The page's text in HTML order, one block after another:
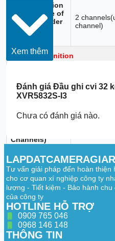
Face Detection
Performance of
AI by Recorder
(Number of
Channels)
2
channel)
Face Recognition
Capacity
images.
Face
Performance of
Channels)
2 channels
SMD Plus
SMD Plus by
Recorder
32
and
by leaves,
SMD Plus by
Camera
Xem thêm
Đánh giáĐầu ghi cvi 32
XVR5832S-I3
Chưa có đánh giá nào.
Tư vấn giải pháp đến hoàn thiện
cho cơ quan xí nghiệp công ty
lượng - Tiết kiệm - Bảo hành
của công ty
HOTLINE HỖ TRỢ
0909 765 046
0968 146 148
THÔNG TIN